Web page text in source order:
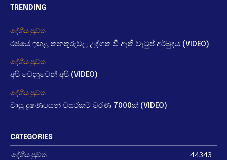
TRENDING
දේශීය පුවත්
රජයේ ඉහළ තනතුරුවල උද්ගත වී ඇති වැටුප් අර්බුදය (VIDEO)
දේශීය පුවත්
අපි වෙනුවෙන් අපි (VIDEO)
දේශීය පුවත්
වායු දූෂණයෙන් වසරකට මරණ 7000ක් (VIDEO)
CATEGORIES
දේශීය පුවත්
44343